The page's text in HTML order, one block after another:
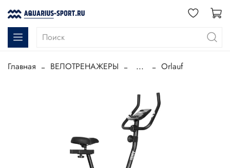
Главная ВЕЛОТРЕНАЖЕРЫ ... Orlauf